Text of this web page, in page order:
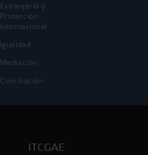
Extranjería y
Protección
Internacional
Igualdad
Mediación
Conciliación
ITCGAE